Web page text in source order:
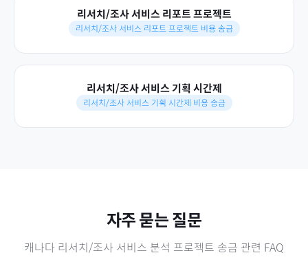
리서치/조사 서비스 리포트 프로젝트
리서치/조사 서비스 리포트 프로젝트 비용 송금
리서치/조사 서비스 기획 시간제
리서치/조사 서비스 기획 시간제 비용 송금
자주 묻는 질문
캐나다 리서치/조사 서비스 분석 프로젝트 송금 관련 FAQ